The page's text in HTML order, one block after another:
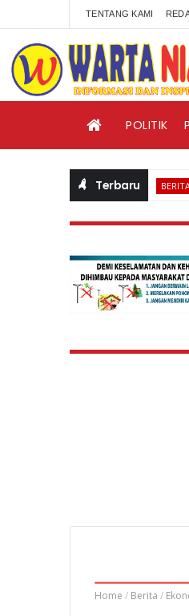
TENTANG KAMI
POLITIK
Terbaru
BERITA
Home / Berita /